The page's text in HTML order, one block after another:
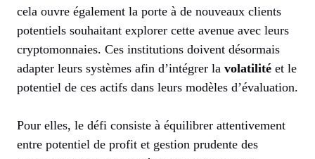
cela ouvre également la porte à de nouveaux clients
potentiels souhaitant explorer cette avenue avec leurs
cryptomonnaies. Ces institutions doivent désormais
adapter leurs systèmes afin d’intégrer la volatilité et le
potentiel de ces actifs dans leurs modèles d’évaluation.
Pour elles, le défi consiste à équilibrer attentivement
entre potentiel de profit et gestion prudente des